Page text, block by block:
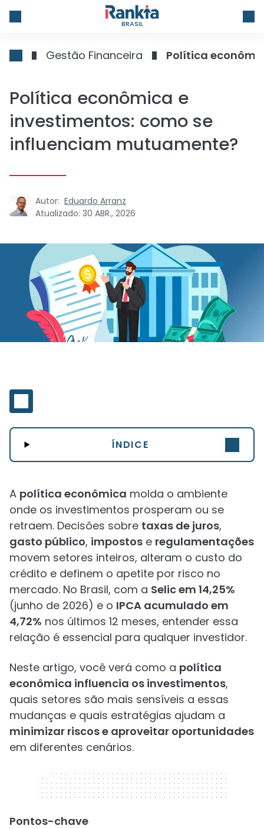
BRASIL
Gestão Financeira Política
Política econômica e
investimentos: como se
influenciam mutuamente?
Autor: Eduardo Arranz
Atualizado: 30 ABR., 2026
ÍNDICE
A política econômica molda o ambiente
onde os investimentos prosperam ou se
retraem. Decisões sobre taxas de juros,
gasto público, impostos e regulamentações
movem setores inteiros, alteram o custo do
crédito e definem o apetite por risco no
mercado. No Brasil, com a Selic em 14,25%
(junho de 2026) e o IPCA acumulado em
4,72% nos últimos 12 meses, entender essa
relação é essencial para qualquer investidor.
Neste artigo, você verá como a política
econômica influencia os investimentos,
quais setores são mais sensíveis a essas
mudanças e quais estratégias ajudam a
minimizar riscos e aproveitar oportunidades
em diferentes cenários.
320 x 50
Pontos-chave